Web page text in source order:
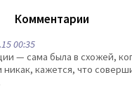
Комментарии
00:35
— сама была в схожей,
кажется, что